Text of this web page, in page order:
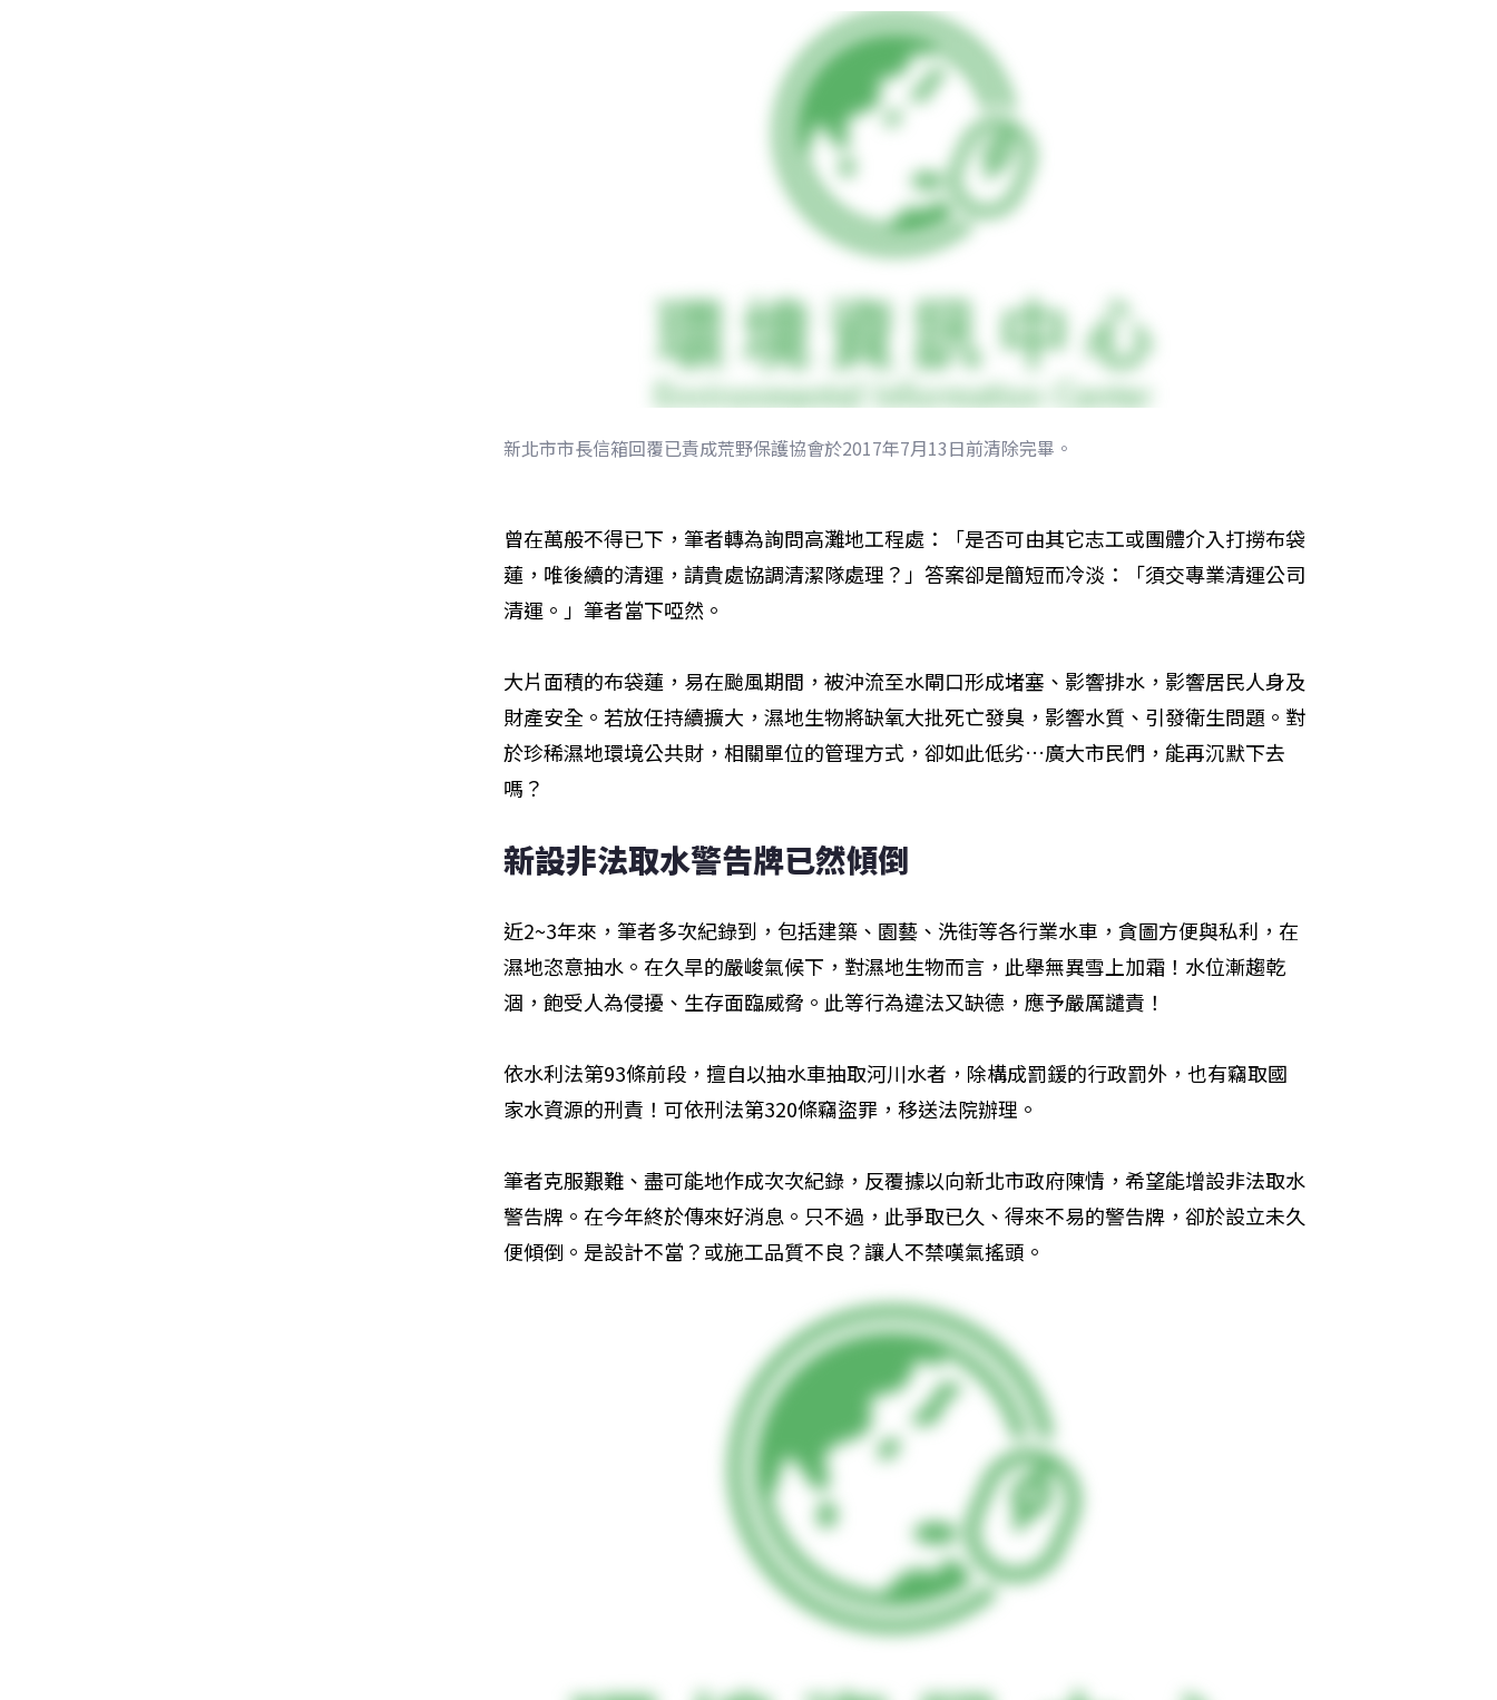
新北市市長信箱回覆已責成荒野保護協會於2017年7月13日前清除完畢。
曾在萬般不得已下，筆者轉為詢問高灘地工程處：「是否可由其它志工或團體介入打撈布袋
蓮，唯後續的清運，請貴處協調清潔隊處理？」答案卻是簡短而冷淡：「須交專業清運公司
清運。」筆者當下啞然。
大片面積的布袋蓮，易在颱風期間，被沖流至水閘口形成堵塞、影響排水，影響居民人身及
財產安全。若放任持續擴大，濕地生物將缺氧大批死亡發臭，影響水質、引發衛生問題。對
於珍稀濕地環境公共財，相關單位的管理方式，卻如此低劣…廣大市民們，能再沉默下去
嗎？
新設非法取水警告牌已然傾倒
近2~3年來，筆者多次紀錄到，包括建築、園藝、洗街等各行業水車，貪圖方便與私利，在
濕地恣意抽水。在久旱的嚴峻氣候下，對濕地生物而言，此舉無異雪上加霜！水位漸趨乾
涸，飽受人為侵擾、生存面臨威脅。此等行為違法又缺德，應予嚴厲譴責！
依水利法第93條前段，擅自以抽水車抽取河川水者，除構成罰鍰的行政罰外，也有竊取國
家水資源的刑責！可依刑法第320條竊盜罪，移送法院辦理。
筆者克服艱難、盡可能地作成次次紀錄，反覆據以向新北市政府陳情，希望能增設非法取水
警告牌。在今年終於傳來好消息。只不過，此爭取已久、得來不易的警告牌，卻於設立未久
便傾倒。是設計不當？或施工品質不良？讓人不禁嘆氣搖頭。